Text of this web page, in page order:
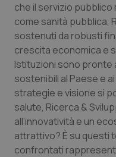
Friuli Venezia
Lazio
Liguria
Lombardia
Marche
Dermatite
Diabete &
Disturbi
Dolore
Donna & Salute
che il servizio
come sanità pubblica,
sostenuti da robusti
crescita economica e
Istituzioni sono pronte
sostenibili al Paese e
strategie e visione si
salute, Ricerca &
all’innovatività e un
attrattivo? È su questi
confrontati